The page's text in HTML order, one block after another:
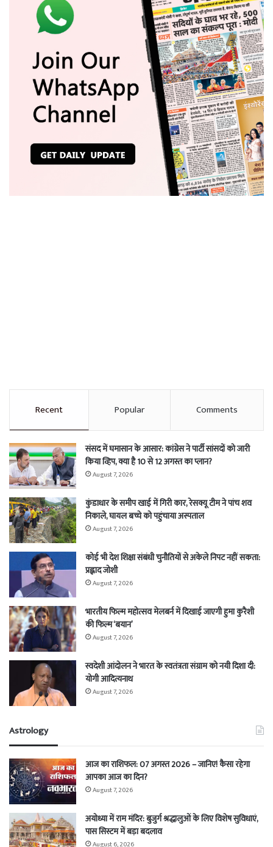
Recent Popular Comments
संसद में घमासान के आसार: कांग्रेस ने पार्टी सांसदों को जारी
किया व्हिप, क्या है 10 से 12 अगस्त का प्लान?
August 7, 2026
कुंडाधार के समीप खाई में गिरी कार, रेसक्यू टीम ने पांच शव
निकाले, घायल बच्चे को पहुंचाया अस्पताल
August 7, 2026
कोई भी देश शिक्षा संबंधी चुनौतियों से अकेले निपट नहीं सकता:
प्रह्लाद जोशी
August 7, 2026
भारतीय फिल्म महोत्सव मेलबर्न में दिखाई जाएगी हुमा कुरैशी
की फिल्म ‘बयान’
August 7, 2026
स्वदेशी आंदोलन ने भारत के स्वतंत्रता संग्राम को नयी दिशा दी:
योगी आदित्यनाथ
August 7, 2026
Astrology
आज का राशिफल: 07 अगस्त 2026 – जानिए! कैसा रहेगा
आपका आज का दिन?
August 7, 2026
अयोध्या में राम मंदिर: बुजुर्ग श्रद्धालुओं के लिए विशेष सुविधाएं,
पास सिस्टम में बड़ा बदलाव
August 6, 2026